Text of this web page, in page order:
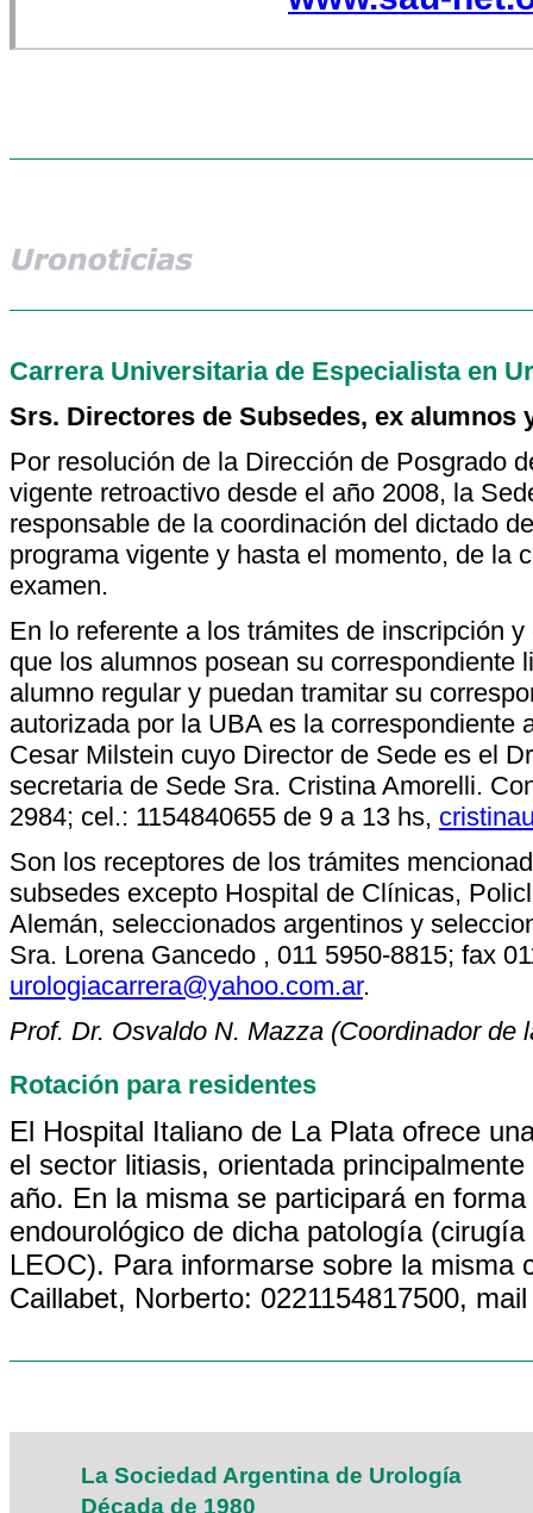
Carrera Universitaria de Especialista en
Srs. Directores de Subsedes, ex alumnos
Por resolución de la Dirección de Posgrado
vigente retroactivo desde el año 2008, la
responsable de la coordinación del dictado
programa vigente y hasta el momento, de la
examen.
En lo referente a los trámites de inscripción
que los alumnos posean su correspondiente
alumno regular y puedan tramitar su
autorizada por la UBA es la correspondiente
Cesar Milstein cuyo Director de Sede es el
secretaria de Sede Sra. Cristina Amorelli.
2984; cel.: 1154840655 de 9 a 13 hs,
Son los receptores de los trámites
subsedes excepto Hospital de Clínicas,
Alemán, seleccionados argentinos y
Sra. Lorena Gancedo , 011 5950-8815; fax
urologiacarrera@yahoo.com.ar.
Prof. Dr. Osvaldo N. Mazza (Coordinador de
Rotación para residentes
El Hospital Italiano de La Plata ofrece
el sector litiasis, orientada
año. En la misma se participará en
endourológico de dicha patología
LEOC). Para informarse sobre la misma
Caillabet, Norberto: 0221154817500,
La Sociedad Argentina de Urología
Década de 1980